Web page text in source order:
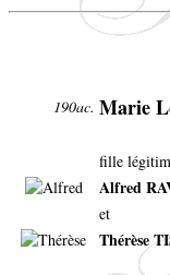
190ac. Marie
fille
Alfred
et
Thérèse